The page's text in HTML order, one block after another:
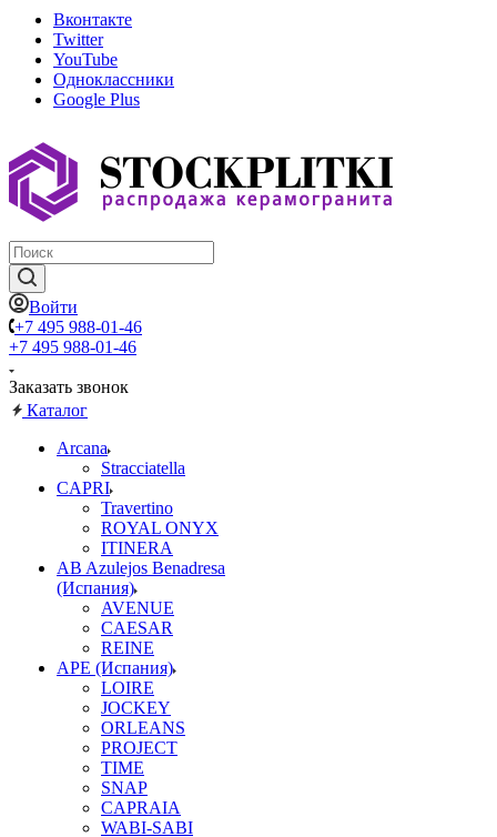
Вконтакте
Twitter
YouTube
Одноклассники
Google Plus
Войти
+7 495 988-01-46
+7 495 988-01-46
Заказать звонок
Каталог
Arcana
Stracciatella
CAPRI
Travertino
ROYAL ONYX
ITINERA
AB Azulejos Benadresa
(Испания)
AVENUE
CAESAR
REINE
APE (Испания)
LOIRE
JOCKEY
ORLEANS
PROJECT
TIME
SNAP
CAPRAIA
WABI-SABI